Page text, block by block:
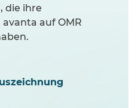
die ihre
auf OMR